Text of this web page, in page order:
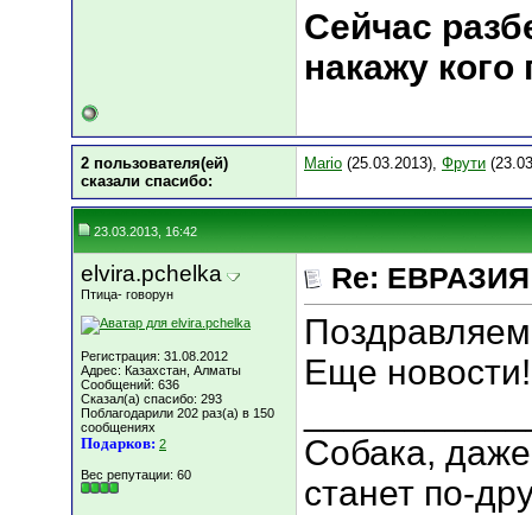
Сейчас
накажу кого
2 пользователя(ей)
сказали cпасибо:
Mario (25.03.2013), Фрути
23.03.2013, 16:42
elvira.pchelka
Птица- говорун
Регистрация: 31.08.2012
Адрес: Казахстан, Алматы
Сообщений: 636
Сказал(а) спасибо: 293
Поблагодарили 202 раз(а) в 150
сообщениях
Подарков: 2
Вес репутации: 60
Re: ЕВРАЗИЯ
Еще
Собака,
станет по-